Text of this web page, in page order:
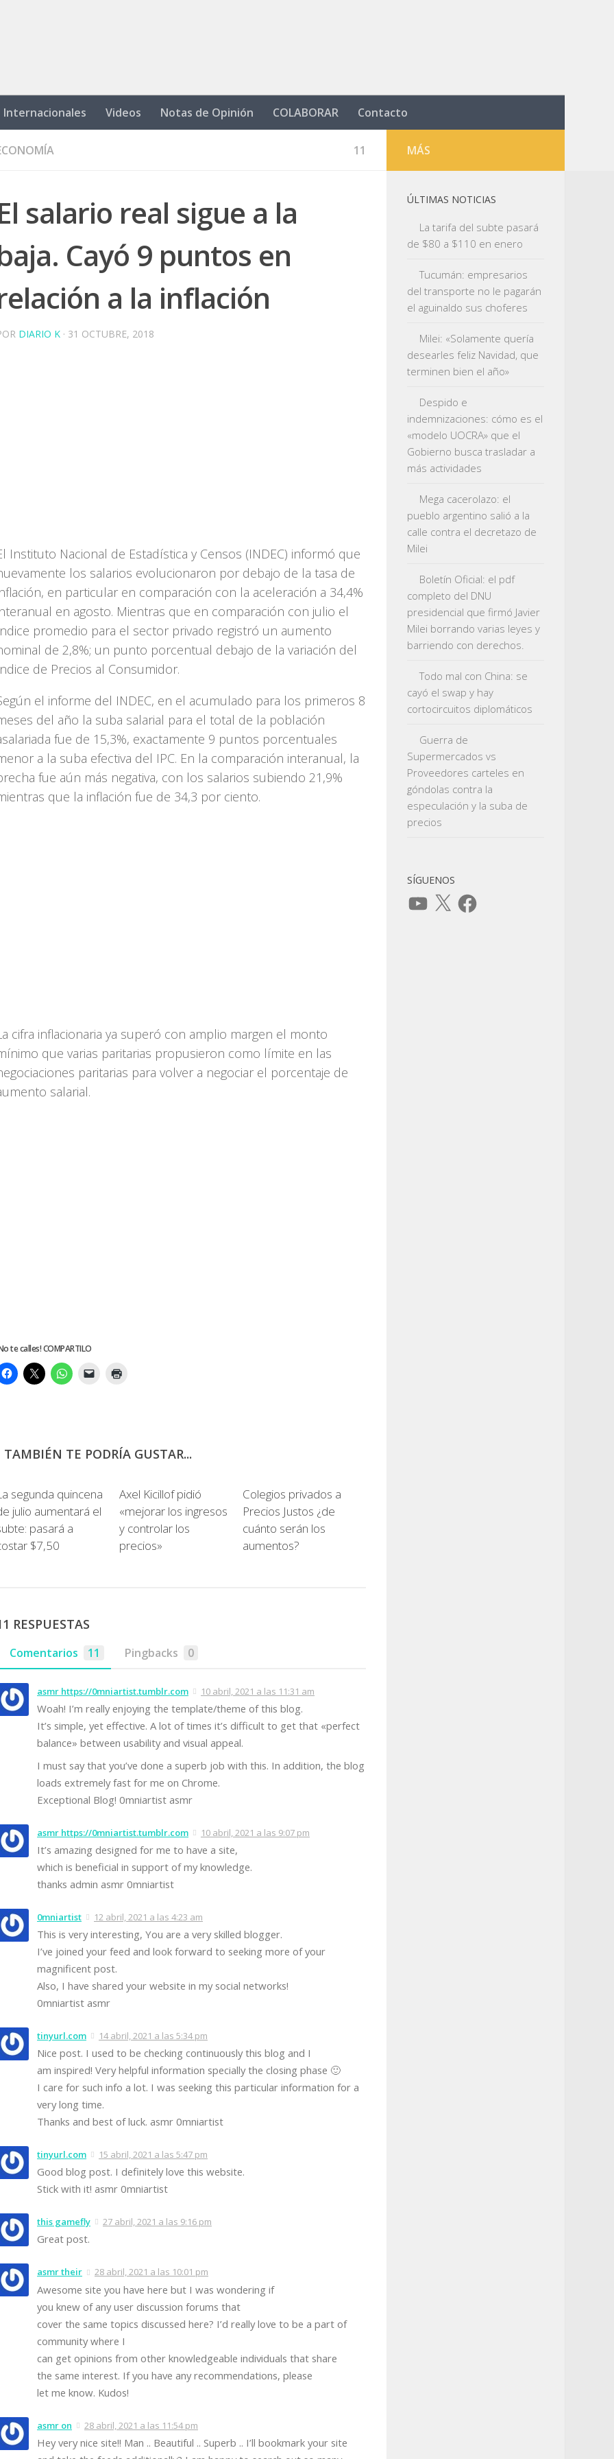
Internacionales Videos Notas de Opinión COLABORAR Contacto
11
salario real sigue a la
Cayó 9 puntos en
a la inflación
DIARIO K · 31 OCTUBRE, 2018
Instituto Nacional de Estadística y Censos (INDEC) informó que
los salarios evolucionaron por debajo de la tasa de
en particular en comparación con la aceleración a 34,4%
en agosto. Mientras que en comparación con julio el
promedio para el sector privado registró un aumento
de 2,8%; un punto porcentual debajo de la variación del
de Precios al Consumidor.
el informe del INDEC, en el acumulado para los primeros 8
del año la suba salarial para el total de la población
fue de 15,3%, exactamente 9 puntos porcentuales
a la suba efectiva del IPC. En la comparación interanual, la
fue aún más negativa, con los salarios subiendo 21,9%
que la inflación fue de 34,3 por ciento.
cifra inflacionaria ya superó con amplio margen el monto
que varias paritarias propusieron como límite en las
paritarias para volver a negociar el porcentaje de
salarial.
te calles! COMPARTILO
TAMBIÉN TE PODRÍA GUSTAR...
segunda quincena
julio aumentará el
pasará a
$7,50
Axel Kicillof pidió
«mejorar los ingresos
y controlar los
precios»
Colegios privados a
Precios Justos ¿de
cuánto serán los
aumentos?
RESPUESTAS
Comentarios 11 Pingbacks 0
asmr https://0mniartist.tumblr.com 10 abril, 2021 a las 11:31 am
Woah! I’m really enjoying the template/theme of this blog.
It’s simple, yet effective. A lot of times it’s difficult to get that «perfect
balance» between usability and visual appeal.
I must say that you’ve done a superb job with this. In addition, the blog
loads extremely fast for me on Chrome.
Exceptional Blog! 0mniartist asmr
asmr https://0mniartist.tumblr.com 10 abril, 2021 a las 9:07 pm
It’s amazing designed for me to have a site,
which is beneficial in support of my knowledge.
thanks admin asmr 0mniartist
0mniartist 12 abril, 2021 a las 4:23 am
This is very interesting, You are a very skilled blogger.
I’ve joined your feed and look forward to seeking more of your
magnificent post.
Also, I have shared your website in my social networks!
0mniartist asmr
tinyurl.com 14 abril, 2021 a las 5:34 pm
Nice post. I used to be checking continuously this blog and I
am inspired! Very helpful information specially the closing phase 🙂
I care for such info a lot. I was seeking this particular information for a
very long time.
Thanks and best of luck. asmr 0mniartist
tinyurl.com 15 abril, 2021 a las 5:47 pm
Good blog post. I definitely love this website.
Stick with it! asmr 0mniartist
this gamefly 27 abril, 2021 a las 9:16 pm
Great post.
asmr their 28 abril, 2021 a las 10:01 pm
Awesome site you have here but I was wondering if
you knew of any user discussion forums that
cover the same topics discussed here? I’d really love to be a part of
community where I
can get opinions from other knowledgeable individuals that share
the same interest. If you have any recommendations, please
let me know. Kudos!
asmr on 28 abril, 2021 a las 11:54 pm
Hey very nice site!! Man .. Beautiful .. Superb .. I’ll bookmark your site
MÁS
ÚLTIMAS NOTICIAS
La tarifa del subte pasará
de $80 a $110 en enero
Tucumán: empresarios
del transporte no le pagarán
el aguinaldo sus choferes
Milei: «Solamente quería
desearles feliz Navidad, que
terminen bien el año»
Despido e
indemnizaciones: cómo es el
«modelo UOCRA» que el
Gobierno busca trasladar a
más actividades
Mega cacerolazo: el
pueblo argentino salió a la
calle contra el decretazo de
Milei
Boletín Oficial: el pdf
completo del DNU
presidencial que firmó Javier
Milei borrando varias leyes y
barriendo con derechos.
Todo mal con China: se
cayó el swap y hay
cortocircuitos diplomáticos
Guerra de
Supermercados vs
Proveedores carteles en
góndolas contra la
especulación y la suba de
precios
SÍGUENOS
YouTube
X Facebook